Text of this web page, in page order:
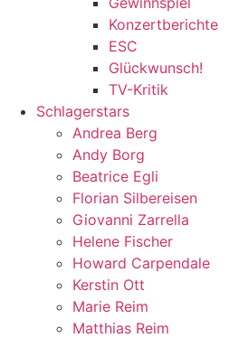
Konzertberichte
ESC
Glückwunsch!
TV-Kritik
Schlagerstars
Andrea Berg
Andy Borg
Beatrice Egli
Florian Silbereisen
Giovanni Zarrella
Helene Fischer
Howard Carpendale
Kerstin Ott
Marie Reim
Matthias Reim